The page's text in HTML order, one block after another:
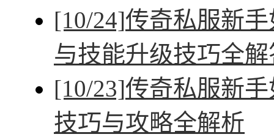
[10/24]传奇私服新
与技能升级技巧全解
[10/23]传奇私服新
技巧与攻略全解析